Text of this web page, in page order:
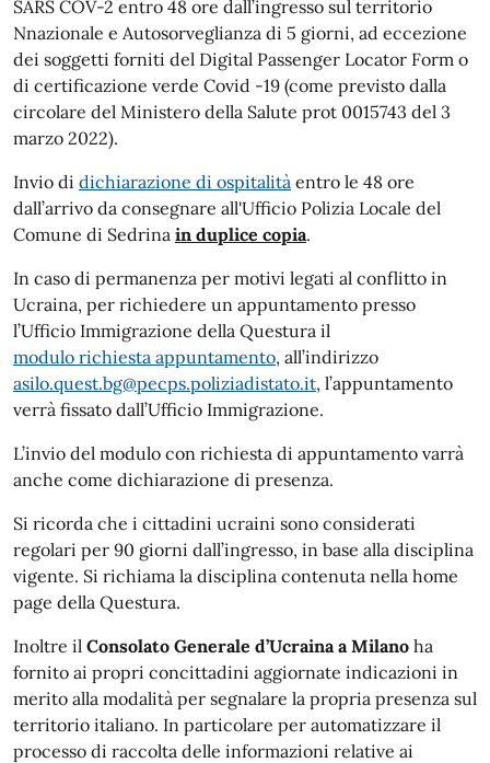
SARS COV-2 entro 48 ore dall’ingresso sul territorio
Nnazionale e Autosorveglianza di 5 giorni, ad eccezione
dei soggetti forniti del Digital Passenger Locator Form o
di certificazione verde Covid -19 (come previsto dalla
circolare del Ministero della Salute prot 0015743 del 3
marzo 2022).
Invio di dichiarazione di ospitalità entro le 48 ore
dall’arrivo da consegnare all'Ufficio Polizia Locale del
Comune di Sedrina in duplice copia.
In caso di permanenza per motivi legati al conflitto in
Ucraina, per richiedere un appuntamento presso
l’Ufficio Immigrazione della Questura il
modulo richiesta appuntamento, all’indirizzo
asilo.quest.bg@pecps.poliziadistato.it, l’appuntamento
verrà fissato dall’Ufficio Immigrazione.
L’invio del modulo con richiesta di appuntamento varrà
anche come dichiarazione di presenza.
Si ricorda che i cittadini ucraini sono considerati
regolari per 90 giorni dall’ingresso, in base alla disciplina
vigente. Si richiama la disciplina contenuta nella home
page della Questura.
Inoltre il Consolato Generale d’Ucraina a Milano ha
fornito ai propri concittadini aggiornate indicazioni in
merito alla modalità per segnalare la propria presenza sul
territorio italiano. In particolare per automatizzare il
processo di raccolta delle informazioni relative ai